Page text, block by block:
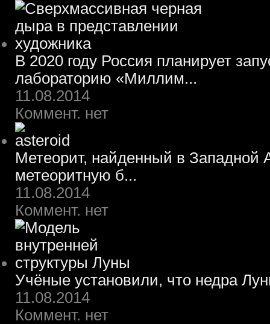
В 2020 году Россия планирует
лабораторию «Миллим...
11.08.2014
Коммент. нет
Метеорит, найденный в Западной
метеоритную б...
11.08.2014
Коммент. нет
Учёные установили, что недра
11.08.2014
Коммент. нет